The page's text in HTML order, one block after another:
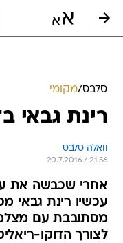
סלבס/מקומי
רינת גבאי
וואלה סלבס
20.7.2016 / 21:56
אחרי שכבשה את
עכשיו רינת גבאי
מסתובבת עם
לצורך הדוקו-